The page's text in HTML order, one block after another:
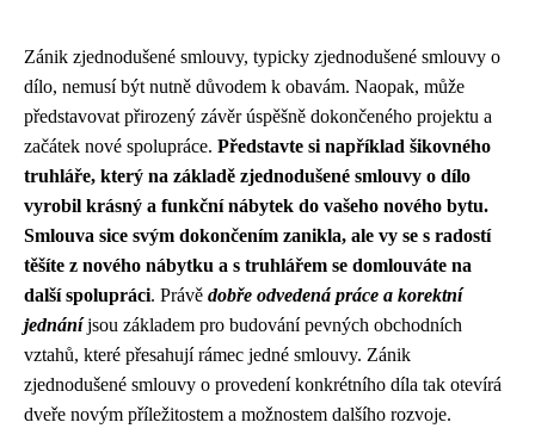
Zánik zjednodušené smlouvy, typicky zjednodušené smlouvy o
dílo, nemusí být nutně důvodem k obavám. Naopak, může
představovat přirozený závěr úspěšně dokončeného projektu a
začátek nové spolupráce. Představte si například šikovného
truhláře, který na základě zjednodušené smlouvy o dílo
vyrobil krásný a funkční nábytek do vašeho nového bytu.
Smlouva sice svým dokončením zanikla, ale vy se s radostí
těšíte z nového nábytku a s truhlářem se domlouváte na
další spolupráci. Právě dobře odvedená práce a korektní
jednáníjsou základem pro budování pevných obchodních
vztahů, které přesahují rámec jedné smlouvy. Zánik
zjednodušené smlouvy o provedení konkrétního díla tak otevírá
dveře novým příležitostem a možnostem dalšího rozvoje.